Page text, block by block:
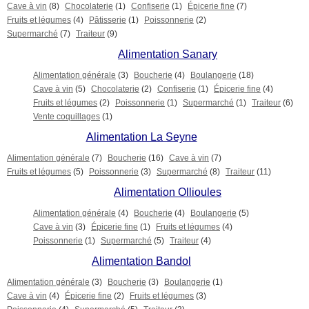
Cave à vin (8) Chocolaterie (1) Confiserie (1) Épicerie fine (7)
Fruits et légumes (4) Pâtisserie (1) Poissonnerie (2)
Supermarché (7) Traiteur (9)
Alimentation Sanary
Alimentation générale (3) Boucherie (4) Boulangerie (18)
Cave à vin (5) Chocolaterie (2) Confiserie (1) Épicerie fine (4)
Fruits et légumes (2) Poissonnerie (1) Supermarché (1) Traiteur (6)
Vente coquillages (1)
Alimentation La Seyne
Alimentation générale (7) Boucherie (16) Cave à vin (7)
Fruits et légumes (5) Poissonnerie (3) Supermarché (8) Traiteur (11)
Alimentation Ollioules
Alimentation générale (4) Boucherie (4) Boulangerie (5)
Cave à vin (3) Épicerie fine (1) Fruits et légumes (4)
Poissonnerie (1) Supermarché (5) Traiteur (4)
Alimentation Bandol
Alimentation générale (3) Boucherie (3) Boulangerie (1)
Cave à vin (4) Épicerie fine (2) Fruits et légumes (3)